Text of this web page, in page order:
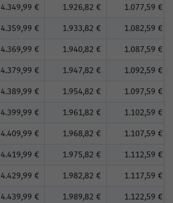
4.349,99 € 1.926,82 € 1.077,59 €
4.359,99 € 1.933,82 € 1.082,59 €
4.369,99 € 1.940,82 € 1.087,59 €
4.379,99 € 1.947,82 € 1.092,59 €
4.389,99 € 1.954,82 € 1.097,59 €
4.399,99 € 1.961,82 € 1.102,59 €
4.409,99 € 1.968,82 € 1.107,59 €
4.419,99 € 1.975,82 € 1.112,59 €
4.429,99 € 1.982,82 € 1.117,59 €
4.439,99 € 1.989,82 € 1.122,59 €